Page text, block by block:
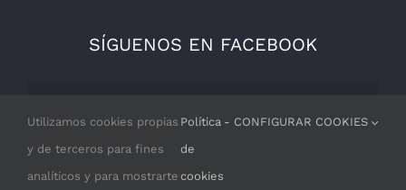
SÍGUENOS EN FACEBOOK
Por razones de privacidad Facebook
necesita tu permiso para cargarse.
Utilizamos cookies propias
y de terceros para fines
analíticos y para mostrarte
Política
de
cookies
- CONFIGURAR COOKIES